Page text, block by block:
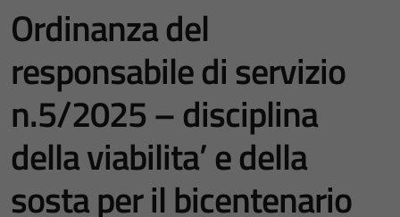
Ordinanza del
responsabile di servizio
n.5/2025 – disciplina
della viabilita’ e della
sosta per il bicentenario